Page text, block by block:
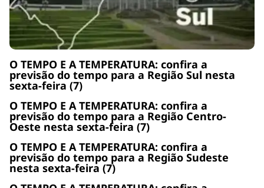
O TEMPO E A TEMPERATURA: confira a
previsão do tempo para a Região Sul nesta
sexta-feira (7)
O TEMPO E A TEMPERATURA: confira a
previsão do tempo para a Região Centro-
Oeste nesta sexta-feira (7)
O TEMPO E A TEMPERATURA: confira a
previsão do tempo para a Região Sudeste
nesta sexta-feira (7)